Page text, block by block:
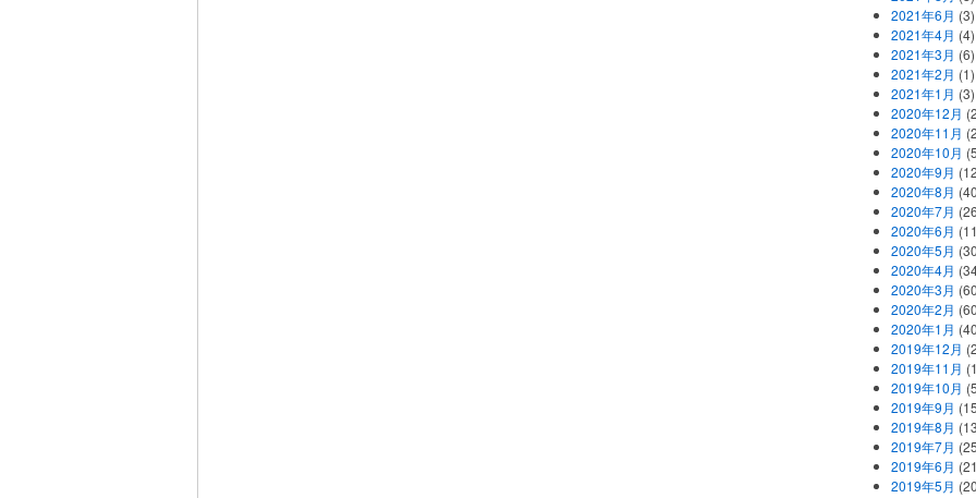
2021年6月 (3)
2021年4月 (4)
2021年3月 (6)
2021年2月 (1)
2021年1月 (3)
2020年12月
2020年11月
2020年10月
2020年9月
2020年8月
2020年7月
2020年6月
2020年5月
2020年4月
2020年3月
2020年2月
2020年1月
2019年12月
2019年11月
2019年10月
2019年9月
2019年8月
2019年7月
2019年6月
2019年5月